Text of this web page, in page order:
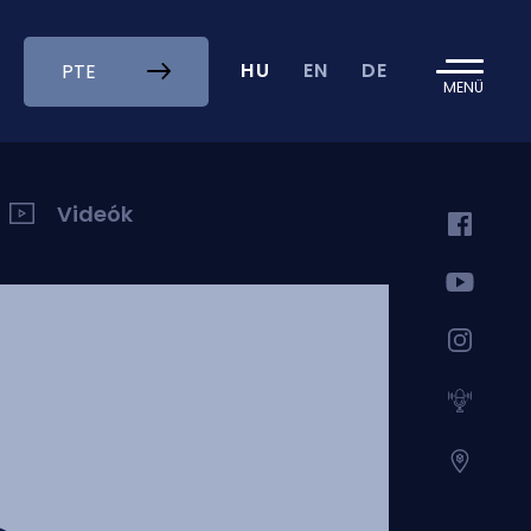
PTE HU EN DE
MENÜ
Videók